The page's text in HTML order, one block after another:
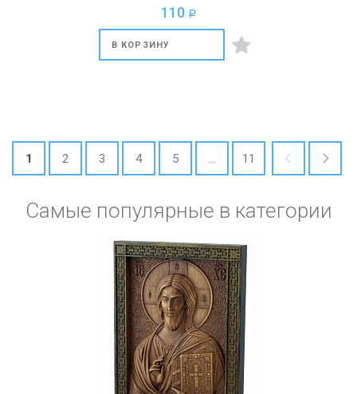
110 a
В КОРЗИНУ
1 2 3 4 5 ... 11
Самые популярные в категории